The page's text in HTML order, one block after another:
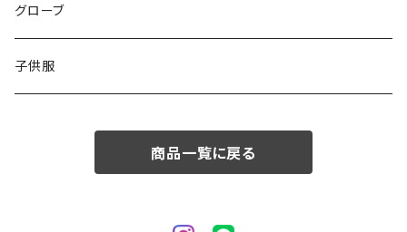
50/XL～
48/L
50/XL～
46/M
48/L
グローブ
子供服
商品一覧に戻る